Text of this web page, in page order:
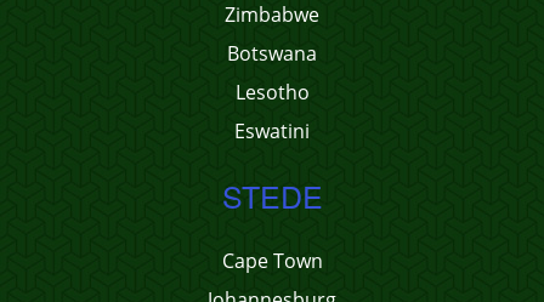
Zimbabwe
Botswana
Lesotho
Eswatini
STEDE
Cape Town